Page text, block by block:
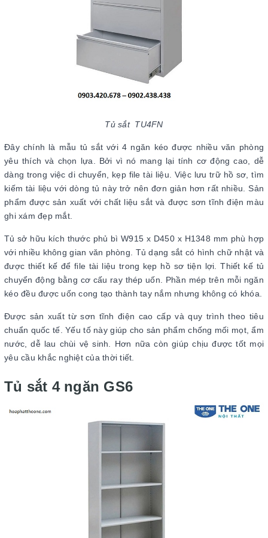
Tủ sắt TU4FN
Đây chính là mẫu tủ sắt với 4 ngăn kéo được nhiều văn phòng
yêu thích và chọn lựa. Bởi vì nó mang lại tính cơ động cao, dễ
dàng trong việc di chuyển, kẹp file tài liệu. Việc lưu trữ hồ sơ, tìm
kiếm tài liệu với dòng tủ này trở nên đơn giản hơn rất nhiều. Sản
phẩm được sản xuất với chất liệu sắt và được sơn tĩnh điện màu
ghi xám đẹp mắt.
Tủ sở hữu kích thước phủ bì W915 x D450 x H1348 mm phù hợp
với nhiều không gian văn phòng. Tủ dạng sắt có hình chữ nhật và
được thiết kế để file tài liệu trong kẹp hồ sơ tiện lợi. Thiết kế tủ
chuyển động bằng cơ cấu ray thép uốn. Phần mép trên mỗi ngăn
kéo đều được uốn cong tạo thành tay nắm nhưng không có khóa.
Được sản xuất từ sơn tĩnh điện cao cấp và quy trình theo tiêu
chuẩn quốc tế. Yếu tố này giúp cho sản phẩm chống mối mọt, ẩm
nước, dễ lau chùi vệ sinh. Hơn nữa còn giúp chịu được tốt mọi
yêu cầu khắc nghiệt của thời tiết.
Tủ sắt 4 ngăn GS6